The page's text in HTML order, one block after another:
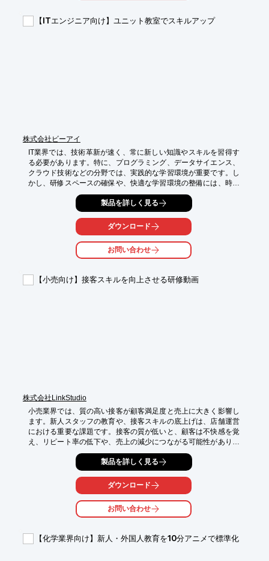
・法令遵守の徹底
【ITエンジニア向け】ユニット教室でスキルアップ
株式会社ビーアイ
IT業界では、技術革新が速く、常に新しい知識やスキルを習得す
る必要があります。特に、プログラミング、データサイエンス、
クラウド技術などの分野では、実践的な学習環境が重要です。し
かし、研修スペースの確保や、快適な学習環境の整備には、時間
とコストがかかる場合があります。ユニット教室は、教育施設や
研修スペースとしても有効な選択肢です。鉄骨構造による高い耐
久性に加え、遮音性や空調設備を整えやすく、学習に集中できる
室内環境を整備できます。規格ユニットを連結するだけで教室サ
イズを変更できるため、受講人数や用途に応じた柔軟な拡張が可
能です。輸入ユニットを用いることで、初期導入コストを大きく
抑えることもできます。
【活用シーン】
・プログラミングスクール
製品を詳しく見る
ダウンロード
お問い合わせ
【小売向け】接客スキルを向上させる研修動画
株式会社LinkStudio
小売業界では、質の高い接客が顧客満足度と売上に大きく影響し
ます。新人スタッフの教育や、接客スキルの底上げは、店舗運営
における重要な課題です。接客の質が低いと、顧客は不快感を覚
え、リピート率の低下や、売上の減少につながる可能性がありま
す。当社の研修動画は、接客の基本から応用までを網羅し、場所
を選ばず学習できるクラウド管理システムを提供します。
【活用シーン】
・新人スタッフの初期研修
・既存スタッフのスキルアップ
・店舗ごとの接客品質の均一化
【導入の効果】
製品を詳しく見る
ダウンロード
お問い合わせ
【化学業界向け】新人・外国人教育を10分アニメで標準化